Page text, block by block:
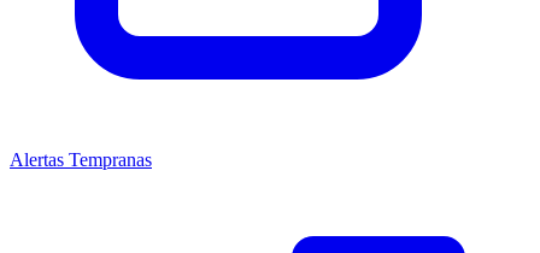
Alertas Tempranas